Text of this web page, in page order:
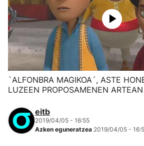
`ALFONBRA MAGIKOA´, ASTE
LUZEEN PROPOSAMENEN ARTEAN
eitb
2019/04/05 - 16:55
Azken eguneratzea 2019/04/05 -